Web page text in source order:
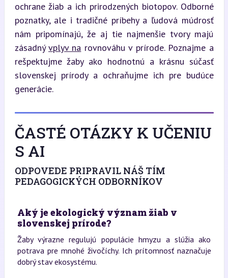
ochrane žiab a ich prirodzených biotopov. Odborné
poznatky, ale i tradičné príbehy a ľudová múdrosť
nám pripomínajú, že aj tie najmenšie tvory majú
zásadný vplyv na rovnováhu v prírode. Poznajme a
rešpektujme žaby ako hodnotnú a krásnu súčasť
slovenskej prírody a ochraňujme ich pre budúce
generácie.
ČASTÉ OTÁZKY K UČENIU
S AI
ODPOVEDE PRIPRAVIL NÁŠ TÍM
PEDAGOGICKÝCH ODBORNÍKOV
Aký je ekologický význam žiab v
slovenskej prírode?
Žaby výrazne regulujú populácie hmyzu a slúžia ako
potrava pre mnohé živočíchy. Ich prítomnosť naznačuje
dobrý stav ekosystému.